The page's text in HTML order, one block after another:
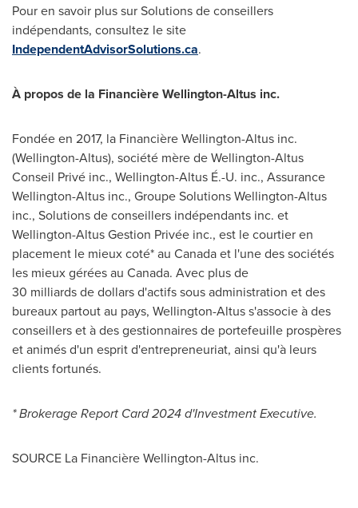
Pour en savoir plus sur Solutions de conseillers
indépendants, consultez le site
IndependentAdvisorSolutions.ca.
À propos de la Financière Wellington-Altus inc.
Fondée en 2017, la Financière Wellington-Altus inc.
(Wellington-Altus), société mère de Wellington-Altus
Conseil Privé inc., Wellington-Altus É.-U. inc., Assurance
Wellington-Altus inc., Groupe Solutions Wellington-Altus
inc., Solutions de conseillers indépendants inc. et
Wellington-Altus Gestion Privée inc., est le courtier en
placement le mieux coté* au Canadaet l'une des sociétés
les mieux gérées au Canada. Avec plus de
30 milliards de dollars d'actifs sous administration et des
bureaux partout au pays, Wellington-Altus s'associe à des
conseillers et à des gestionnaires de portefeuille prospères
et animés d'un esprit d'entrepreneuriat, ainsi qu'à leurs
clients fortunés.
* Brokerage Report Card 2024 d'Investment Executive.
SOURCE La FinancièreWellington-Altus inc.